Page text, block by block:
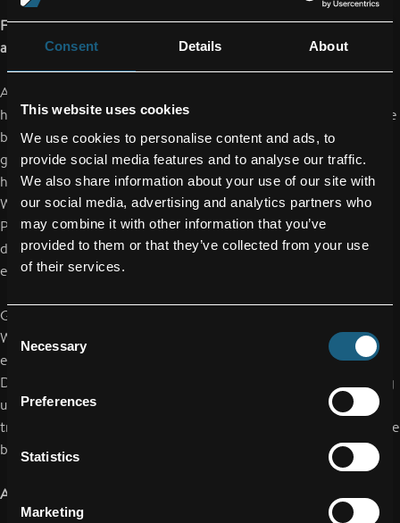
Consent Details About
This website uses cookies
We use cookies to personalise content and ads, to
provide social media features and to analyse our traffic.
We also share information about your use of our site with
our social media, advertising and analytics partners who
may combine it with other information that you’ve
provided to them or that they’ve collected from your use
of their services.
Selection
Necessary
Preferences
Statistics
Marketing
FACC erforscht Wiederverwendung von Leichtbaumaterialien
aus der Luftfahrtindustrie
Als führender Hersteller der internationalen Luftfahrtindustrie
hat die FACC AG in den letzten Jahren bedeutende Fortschritte
bei der Erforschung thermoplastischer Verbundwerkstoffe
gemacht. Diese ermöglichen eine effiziente und
hochautomatisierte Produktion – bei gleichzeitiger
Wiederverwendbarkeit von Bauteilen nach dem Ende ihres
Produktlebenszyklus. In der kommerziellen Luftfahrt sowie im
dynamischen Sektor Advanced Air Mobility stellt dies einen
entscheidenden Wettbewerbsvorteil dar.
Gemeinsam mit 13 europäischen Partnern wird die
Weiternutzung dieser innovativen Leichtbaumaterialien nun in
einem europäischen Forschungsprojekt weiter vorangetrieben.
Die FACC baut damit ihre hohe Kompetenz bei der Entwicklung
und Fertigung innovativer Leichtbaumaterialien weiter aus und
trägt wesentlich zu einer noch nachhaltigeren Luftfahrtindustrie
bei.
Ausblick